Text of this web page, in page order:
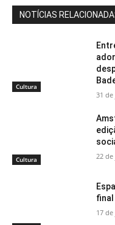
NOTÍCIAS
Cultura
31
Cultura 22
final
17